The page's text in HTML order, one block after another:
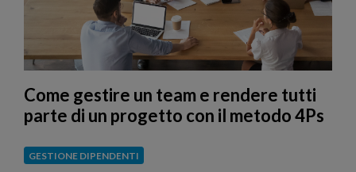
Come gestire un team e rendere tutti
parte di un progetto con il metodo 4Ps
GESTIONE DIPENDENTI